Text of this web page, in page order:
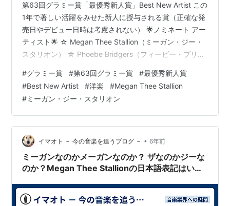
第63回グラミー賞「最優秀新人賞」Best New Artist この
1年で著しい活躍をみせた新人に授与される賞（正確な発
売日やデビュー日時は考慮されない） 🌟ノミネート アー
ティスト🌟 ☆ Megan Thee Stallion（ミーガン・ジー・
スタリオン） ☆ Phoebe Bridgers（フィービー・ブリジ
Andress（イングリッド・アンドレス） ☆ Chika（チ
カ） ☆ Kaytranada（ケイトラナダ） ☆ Noah
Cyrus（ノア・サイラス） ☆ D Smoke（Dスモーク）
↓↓↓📝各アーティストの…
#グラミー賞 #第63回グラミー賞 #最優秀新人賞
#Best New Artist #洋楽 #Megan Thee Stallion
#ミーガン・ジー・スタリオン
イマオト － 今の音楽を追うブログ － • 6年前
ミーガンなのかメーガンなのか？ ザなのかジーな
のか？Megan Thee Stallionの日本語表記はいつ